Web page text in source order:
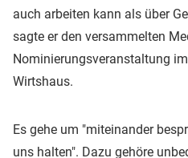
auch arbeiten kann als über
sagte er den versammelten
Nominierungsveranstaltung
Wirtshaus.
Es gehe um "miteinander
uns halten". Dazu gehöre